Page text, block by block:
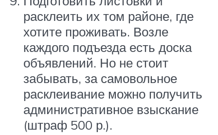
расклеить их том районе, где
хотите проживать. Возле
каждого подъезда есть доска
объявлений. Но не стоит
забывать, за самовольное
расклеивание можно получить
административное взыскание
(штраф 500 р.).